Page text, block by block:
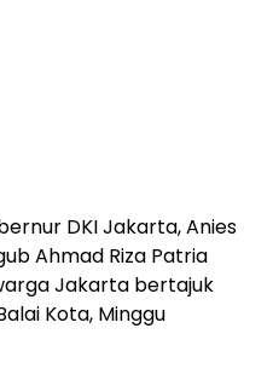
DKI Jakarta, Anies
Ahmad Riza Patria
Jakarta bertajuk
Kota, Minggu